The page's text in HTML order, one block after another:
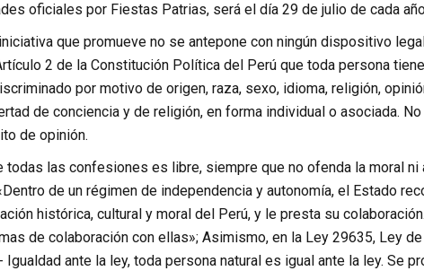
oficiales por Fiestas Patrias, será el día 29 de julio de cada
que promueve no se antepone con ningún dispositivo
2 de la Constitución Política del Perú que toda persona
por motivo de origen, raza, sexo, idioma, religión,
de conciencia y de religión, en forma individual o asociada.
de opinión.
todas las confesiones es libre, siempre que no ofenda la moral
de un régimen de independencia y autonomía, el Estado
histórica, cultural y moral del Perú, y le presta su
de colaboración con ellas»; Asimismo, en la Ley 29635, Ley
Igualdad ante la ley, toda persona natural es igual ante la ley. Se